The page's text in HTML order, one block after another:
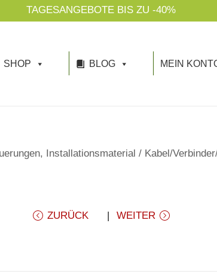
SHOP BLOG MEIN
Installationsmaterial / Kabel/
ZURÜCK WEITER